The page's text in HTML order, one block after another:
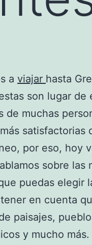
a viajar hasta
son lugar
de muchas
satisfactorias
por eso, hoy
sobre las
puedas elegir
en cuenta
paisajes,
y mucho